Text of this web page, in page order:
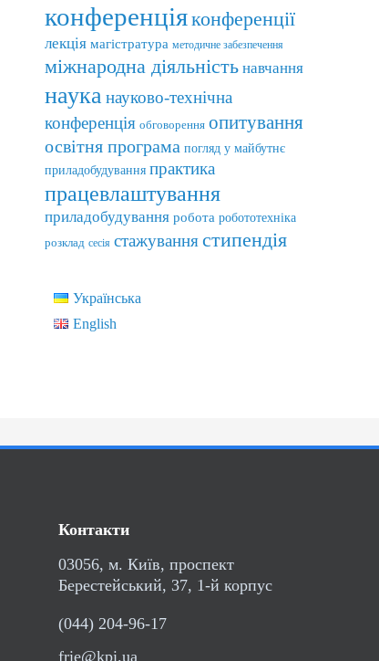
конференціяконференції
лекція магістратура методичне забезпечення
міжнародна діяльність навчання
наука науково-технічна
конференція обговорення опитування
освітня програма погляд у майбутнє
приладобудування практика
працевлаштування
приладобудування робота робототехніка
розклад сесія стажуваннястипендія
Українська
English
Контакти
03056, м. Київ, проспект
Берестейський, 37, 1-й корпус
(044) 204-96-17
frie@kpi.ua